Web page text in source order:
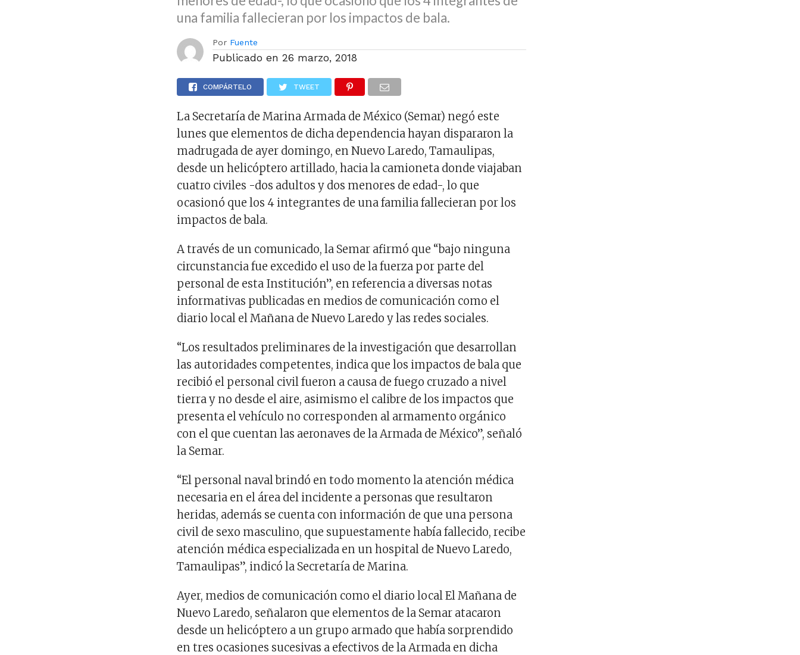
una familia fallecieran por los impactos de bala.
Por Fuente
Publicado en 26 marzo, 2018
COMPÁRTELO TWEET
La Secretaría de Marina Armada de México (Semar) negó este
lunes que elementos de dicha dependencia hayan dispararon la
madrugada de ayer domingo, en Nuevo Laredo, Tamaulipas,
desde un helicóptero artillado, hacia la camioneta donde viajaban
cuatro civiles -dos adultos y dos menores de edad-, lo que
ocasionó que los 4 integrantes de una familia fallecieran por los
impactos de bala.
A través de un comunicado, la Semar afirmó que “bajo ninguna
circunstancia fue excedido el uso de la fuerza por parte del
personal de esta Institución”, en referencia a diversas notas
informativas publicadas en medios de comunicación como el
diario local el Mañana de Nuevo Laredo y las redes sociales.
“Los resultados preliminares de la investigación que desarrollan
las autoridades competentes, indica que los impactos de bala que
recibió el personal civil fueron a causa de fuego cruzado a nivel
tierra y no desde el aire, asimismo el calibre de los impactos que
presenta el vehículo no corresponden al armamento orgánico
con el que cuentan las aeronaves de la Armada de México”, señaló
la Semar.
“El personal naval brindó en todo momento la atención médica
necesaria en el área del incidente a personas que resultaron
heridas, además se cuenta con información de que una persona
civil de sexo masculino, que supuestamente había fallecido, recibe
atención médica especializada en un hospital de Nuevo Laredo,
Tamaulipas”, indicó la Secretaría de Marina.
Ayer, medios de comunicación como el diario local El Mañana de
Nuevo Laredo, señalaron que elementos de la Semar atacaron
desde un helicóptero a un grupo armado que había sorprendido
en tres ocasiones sucesivas a efectivos de la Armada en dicha